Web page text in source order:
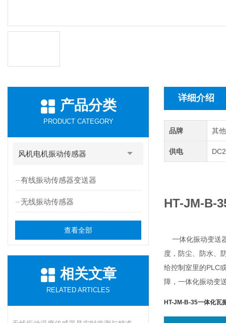
产品分类
PRODUCT CATEGORY
风机电机振动传感器
有线振动传感器变送器
无线振动传感器
查看全部
相关文章
RELATED ARTICLES
详细介绍
品牌 其
供电
HT-JM-B-
一体化振动变送
度，防尘
防水
给控制室里的PLC
障，一体化振动变
HT-JM-B-35一体化瓦